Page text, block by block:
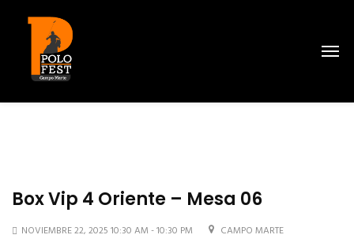
Box Vip 4 Oriente – Mesa 06
NOVIEMBRE 22, 2025 10:30 AM - 10:30 PM CAMPO MARTE